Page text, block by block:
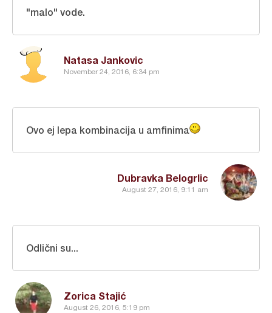
Natasa Jankovic
November 24, 2016, 6:34 pm
"malo" vode.
Dubravka Belogrlic
August 27, 2016, 9:11 am
Ovo ej lepa kombinacija u amfinima
Zorica Stajić
August 26, 2016, 5:19 pm
Odlični su...